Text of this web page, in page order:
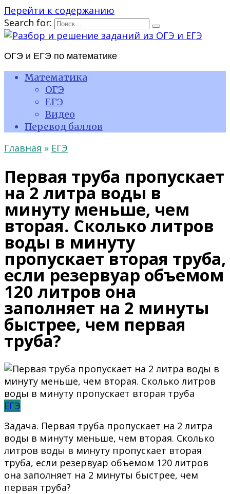
Перейти к содержанию
Search for:
ОГЭ и ЕГЭ по математике
Математика
ОГЭ
ЕГЭ
Видео
Перевод баллов
Главная » ЕГЭ
Первая труба пропускает
на 2 литра воды в
минуту меньше, чем
вторая. Сколько литров
воды в минуту
пропускает вторая труба,
если резервуар объемом
120 литров она
заполняет на 2 минуты
быстрее, чем первая
труба?
ЕГЭ
Задача. Первая труба пропускает на 2 литра
воды в минуту меньше, чем вторая. Сколько
литров воды в минуту пропускает вторая
труба, если резервуар объемом 120 литров
она заполняет на 2 минуты быстрее, чем
первая труба?